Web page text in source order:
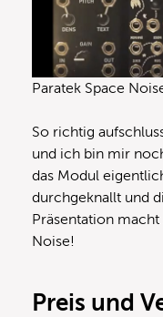
Paratek Space
So richtig
und ich bin mir
das Modul
durchgeknallt und
Präsentation macht
Noise!
Preis und